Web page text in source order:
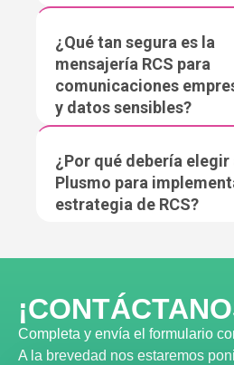
¿Qué tan segura es la
mensajería RCS para
comunicaciones
y datos sensibles?
¿Por qué debería elegir
Plusmo para
estrategia de RCS?
Completa y envía el formulario
A la brevedad nos estaremos